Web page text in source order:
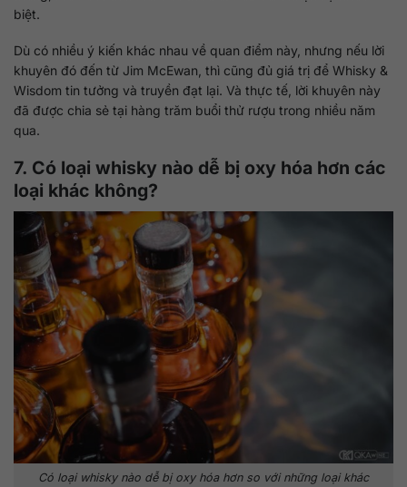
biệt.
Dù có nhiều ý kiến khác nhau về quan điểm này, nhưng nếu lời
khuyên đó đến từ Jim McEwan, thì cũng đủ giá trị để Whisky &
Wisdom tin tưởng và truyền đạt lại. Và thực tế, lời khuyên này
đã được chia sẻ tại hàng trăm buổi thử rượu trong nhiều năm
qua.
7. Có loại whisky nào dễ bị oxy hóa hơn các
loại khác không?
Có loại whisky nào dễ bị oxy hóa hơn so với những loại khác